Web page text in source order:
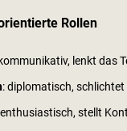
Rollen
lenkt das
: diplomatisch,
enthusiastisch, stellt